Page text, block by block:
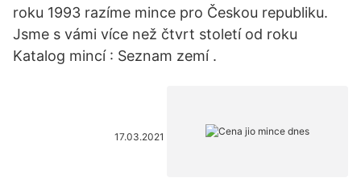
roku 1993 razíme mince pro Českou republiku.
Jsme s vámi více než čtvrt století od roku
Katalog mincí : Seznam zemí .
17.03.2021